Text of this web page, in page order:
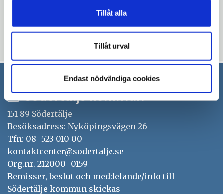
Tillåt alla
Tillåt urval
Endast nödvändiga cookies
Uppdaterad: 2026-04-23
Södertälje kommun
151 89 Södertälje
Besöksadress: Nyköpingsvägen 26
Tfn: 08–523 010 00
kontaktcenter@sodertalje.se
Org.nr. 212000–0159
Remisser, beslut och meddelande/info till
Södertälje kommun skickas